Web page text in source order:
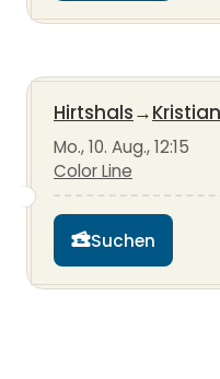
Hirtshals→
Mo., 10. Aug., 12:15
Color Line
Suchen